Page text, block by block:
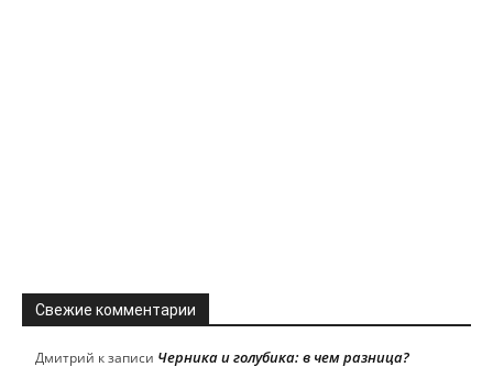
Свежие комментарии
Дмитрий к записи Черника и голубика: в чем разница?